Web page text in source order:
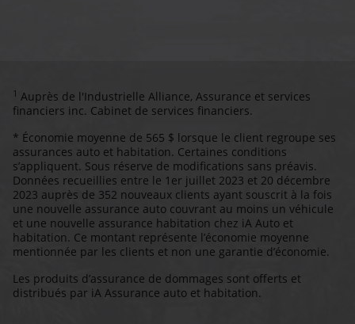
1 Auprès de l'Industrielle Alliance, Assurance et services
financiers inc. Cabinet de services financiers.
* Économie moyenne de 565 $ lorsque le client regroupe ses
assurances auto et habitation. Certaines conditions
s’appliquent. Sous réserve de modifications sans préavis.
Données recueillies entre le 1er juillet 2023 et 20 décembre
2023 auprès de 352 nouveaux clients ayant souscrit à la fois
une nouvelle assurance auto couvrant au moins un véhicule
et une nouvelle assurance habitation chez iA Auto et
habitation. Ce montant représente l’économie moyenne
mentionnée par les clients et non une garantie d’économie.
Les produits d’assurance de dommages sont offerts et
distribués par iA Assurance auto et habitation.